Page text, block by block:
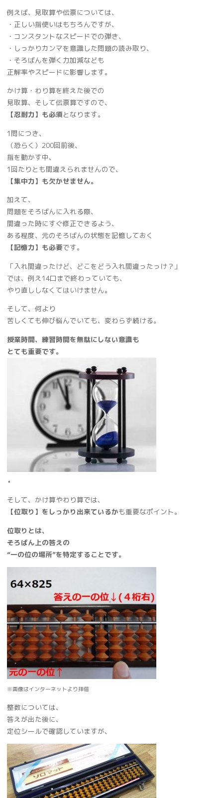
例えば、見取算や伝票については、
・正しい指使いはもちろんですが、
・コンスタントなスピードでの弾き、
・しっかりカンマを意識した問題の読み取り、
・そろばんを弾く力加減なども
正解率やスピードに影響します。
かけ算・わり算を終えた後での
見取算、そして伝票算ですので、
【忍耐力】も必須となります。
1問につき、
（恐らく）200回前後、
指を動かす中、
1回たりとも間違えられませんので、
【集中力】も欠かせません。
加えて、
問題をそろばんに入れる際、
間違った時にすぐ修正できるよう、
ある程度、元のそろばんの状態を記憶しておく
【記憶力】も必要です。
「入れ間違ったけど、どこをどう入れ間違ったっけ？」
では、例え14口まで終わっていても、
やり直ししなくてはいけません。
そして、何より
苦しくても伸び悩んでいても、変わらず続ける。
授業時間、練習時間を無駄にしない意識も
とても重要です。
⋆
そして、かけ算やわり算では、
【位取り】をしっかり出来ているかも重要なポイント。
位取りとは、
そろばん上の答えの
“一の位の場所”を特定することです。
※画像はインターネットより拝借
整数については、
答えが出た後に、
定位シールで確認していますが、